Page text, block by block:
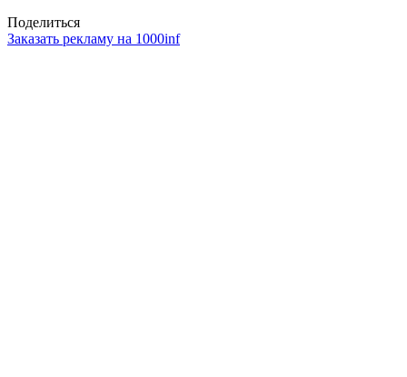
Поделиться
Заказать рекламу на 1000inf